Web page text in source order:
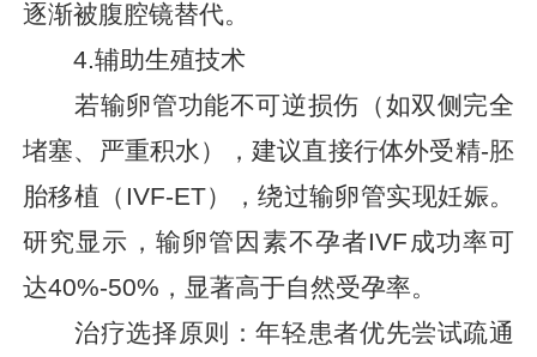
逐渐被腹腔镜替代。
4.辅助生殖技术
若输卵管功能不可逆损伤（如双侧完全
堵塞、严重积水），建议直接行体外受精-胚
胎移植（IVF-ET），绕过输卵管实现妊娠。
研究显示，输卵管因素不孕者IVF成功率可
达40%-50%，显著高于自然受孕率。
治疗选择原则：年轻患者优先尝试疏通